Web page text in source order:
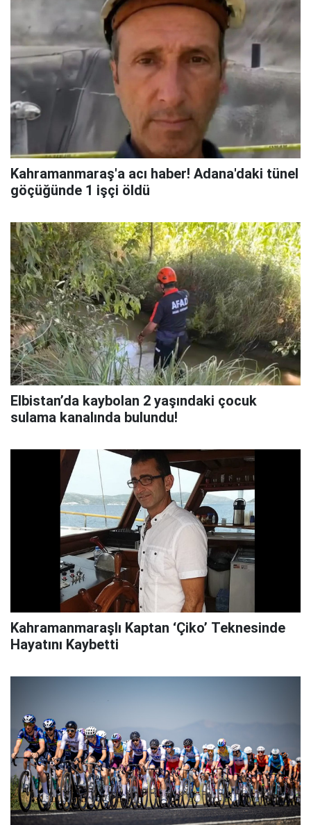
Kahramanmaraş'a acı haber! Adana'daki tünel
göçüğünde 1 işçi öldü
Elbistan’da kaybolan 2 yaşındaki çocuk
sulama kanalında bulundu!
Kahramanmaraşlı Kaptan ‘Çiko’ Teknesinde
Hayatını Kaybetti